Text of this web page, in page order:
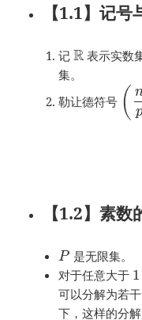
【1.1】记号
记R 表示实数
集。
勒让德符号 ( p
【1.2】素
P 是无限集。
对于任意大于 1
可以分解为若
下，这样的分解